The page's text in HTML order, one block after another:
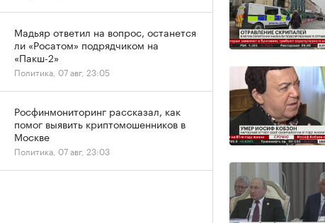
Мадьяр ответил на вопрос, останется
ли «Росатом» подрядчиком на
«Пакш-2»
Политика, 07 авг, 23:05
Росфинмониторинг рассказал, как
помог выявить криптомошенников в
Москве
Политика, 07 авг, 23:03